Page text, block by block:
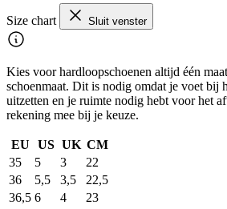
Size chart Sluit venster
Kies voor hardloopschoenen altijd één
schoenmaat. Dit is nodig omdat je voet bij
uitzetten en je ruimte nodig hebt voor het
rekening mee bij je keuze.
EU US UK CM
35
5 3
22
36
5,5 3,5
22,5
36,5 6 4
23